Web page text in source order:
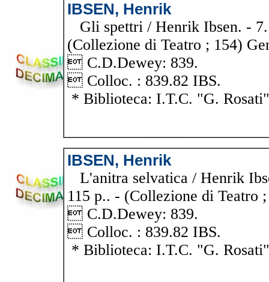
IBSEN, Henrik
Gli spettri / Henrik Ibsen. -
(Collezione di Teatro ; 154)
 C.D.Dewey: 839.
 Colloc. : 839.82 IBS.
* Biblioteca: I.T.C. "G. Rosati"
IBSEN, Henrik
L'anitra selvatica / Henrik
115 p.. - (Collezione di Teatro
 C.D.Dewey: 839.
 Colloc. : 839.82 IBS.
* Biblioteca: I.T.C. "G. Rosati"